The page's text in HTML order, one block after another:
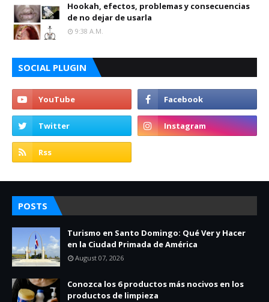
Hookah, efectos, problemas y consecuencias
de no dejar de usarla
9:38 A.m.
SOCIAL PLUGIN
POSTS
Turismo en Santo Domingo: Qué Ver y Hacer
en la Ciudad Primada de América
August 07, 2026
Conozca los 6 productos más nocivos en los
productos de limpieza